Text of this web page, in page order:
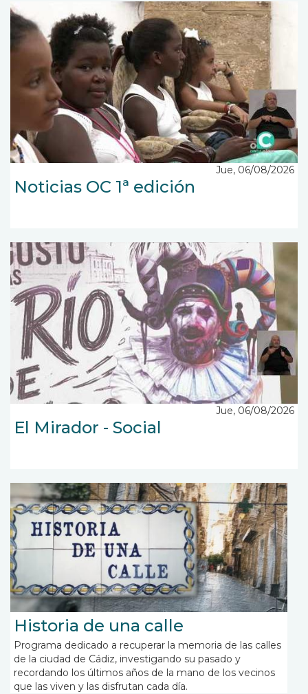
Jue, 06/08/2026
Noticias OC 1ª edición
Jue, 06/08/2026
El Mirador - Social
Historia de una calle
Programa dedicado a recuperar la memoria de las calles
de la ciudad de Cádiz, investigando su pasado y
recordando los últimos años de la mano de los vecinos
que las viven y las disfrutan cada día.